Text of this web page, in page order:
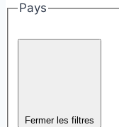
Pays
Fermer les filtres